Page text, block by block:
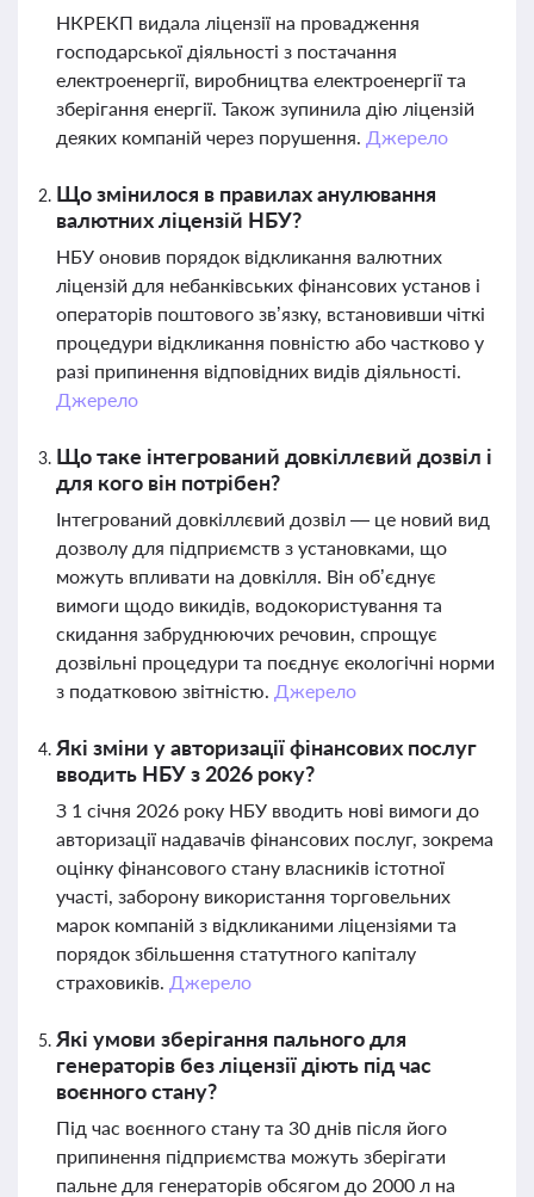
НКРЕКП видала ліцензії на провадження
господарської діяльності з постачання
електроенергії, виробництва електроенергії та
зберігання енергії. Також зупинила дію ліцензій
деяких компаній через порушення. Джерело
Що змінилося в правилах анулювання
валютних ліцензій НБУ?
НБУ оновив порядок відкликання валютних
ліцензій для небанківських фінансових установ і
операторів поштового зв’язку, встановивши чіткі
процедури відкликання повністю або частково у
разі припинення відповідних видів діяльності.
Джерело
Що таке інтегрований довкіллєвий дозвіл і
для кого він потрібен?
Інтегрований довкіллєвий дозвіл — це новий вид
дозволу для підприємств з установками, що
можуть впливати на довкілля. Він об’єднує
вимоги щодо викидів, водокористування та
скидання забруднюючих речовин, спрощує
дозвільні процедури та поєднує екологічні норми
з податковою звітністю. Джерело
Які зміни у авторизації фінансових послуг
вводить НБУ з 2026 року?
З 1 січня 2026 року НБУ вводить нові вимоги до
авторизації надавачів фінансових послуг, зокрема
оцінку фінансового стану власників істотної
участі, заборону використання торговельних
марок компаній з відкликаними ліцензіями та
порядок збільшення статутного капіталу
страховиків. Джерело
Які умови зберігання пального для
генераторів без ліцензії діють під час
воєнного стану?
Під час воєнного стану та 30 днів після його
припинення підприємства можуть зберігати
пальне для генераторів обсягом до 2000 л на